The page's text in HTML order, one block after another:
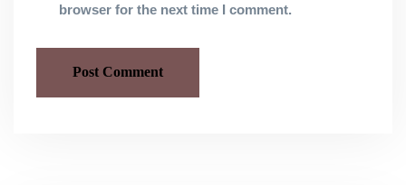
browser for the next time I comment.